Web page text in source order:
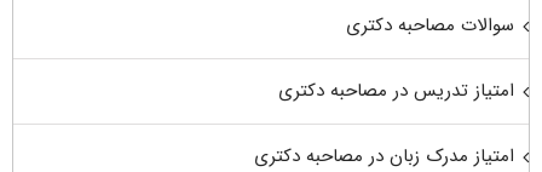
سوالات مصاحبه دکتری
امتیاز تدریس در مصاحبه دکتری
امتیاز مدرک زبان در مصاحبه دکتری